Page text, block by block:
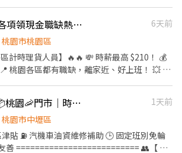
🔹假日晚班：17:30-23:30 (上班時數為
6天，依實際情況而定) ⸻ ✅工作待遇：
有獎金+20=時薪$244 夜班另有獎金+40=時
📍 【熱門開缺地點】大同、
、新屋、八德、平鎮 ━━━━━━━━━━━━
】 ➊ 點擊填寫廠商制式履歷（1分鐘完成，
reurl.cc/Wbek79 🔒 【隱私防線】個資
位（身分證/詳細地址）錄取前皆可先不填！
lin.ee/OBnhVN5 私訊留下 ⌜姓名+電話
💥
兼職：每日 3–5 間門市 🌙 晚班兼職：每
援：依需求調整，支援鄰近門市 📌 工作時
、08:30–13:30 晚班｜17:30–23:30、
班 ( 只上週末和國定假日
1樓 公館信義-智取店：苗栗縣公館鄉信義街
店：苗栗縣公館鄉近光路88號1樓 竹南龍山
自強-智取店：苗栗縣頭份市自強路28號1樓
👍 🔥 加入炘栩！各項領現金職缺熱烈招募中！🔥
6天前
桃園市桃園區
員】🔥🔥 💸 時薪最高 $210！ 💰
園各區都有職缺，離家近、好上班！ 💥 想
物分類 ✅ 商品整理 ✅ 出貨作業 🕒【上班
～ 貨量結束 🌙 夜班｜00:30 ～ 貨量結束 💯
工作嗎？ 💯 不用經驗，只要肯做，就有機會
✅可暑期/假日班📦桃園🦐門市｜時薪達578💰班別自選免輪班｜長短期、二度就業皆可
1天前
桃園市中壢區
貼 ⛽ 汽機車油資維修補助 🕒 固定班別免輪
善 ========================== 👥【 有